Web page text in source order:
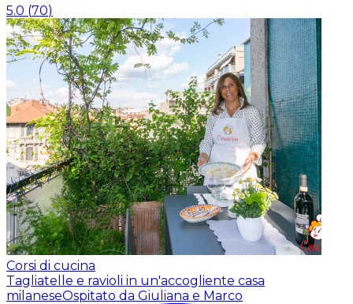
5.0 (70)
Corsi di cucina
Tagliatelle e ravioli in un'accogliente casa
milaneseOspitato da Giuliana e Marco